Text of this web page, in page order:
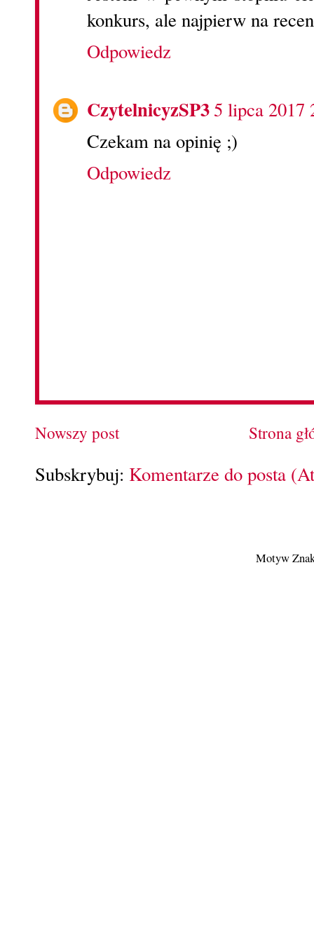
konkurs, ale najpierw na
Odpowiedz
CzytelnicyzSP35 lipca 2017
Czekam na opinię ;)
Odpowiedz
Nowszy post Strona
Subskrybuj: Komentarze do posta
Motyw